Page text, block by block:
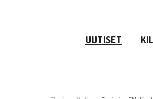
UUTISET